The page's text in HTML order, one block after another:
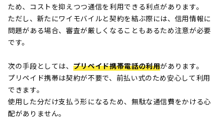
ため、コストを抑えつつ通信を利用できる利点があります。
ただし、新たにワイモバイルと契約を結ぶ際には、信用情報に
問題がある場合、審査が厳しくなることもあるため注意が必要
です。
次の手段としては、 プリペイド携帯電話の利用があります。
プリペイド携帯は契約が不要で、前払い式のため安心して利用
できます。
使用した分だけ支払う形になるため、無駄な通信費をかける心
配がありません。